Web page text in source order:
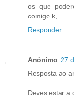
os que
comigo.k,
Responder
Anónimo 27
Resposta ao
Deves estar a